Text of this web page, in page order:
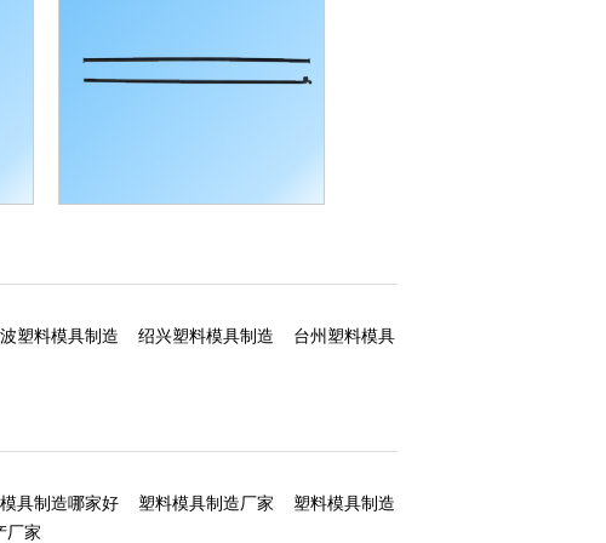
塑料模具制造 绍兴塑料模具制造
台州塑料模具
具制造哪家好 塑料模具制造厂家
塑料模具制造
厂家